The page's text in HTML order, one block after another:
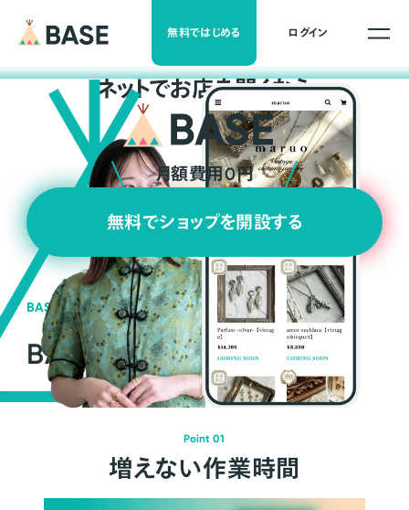
無料ではじめる ログイン
ネットでお店を開くなら
月額費用0円
無料でショップを開設する
BASEの強み
BASEが強い3つの理由
Point 01
増えない作業時間